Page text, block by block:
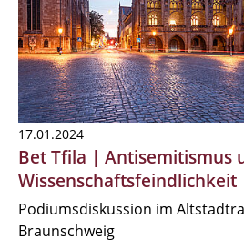
17.01.2024
Bet Tfila | Antisemitismus
Wissenschaftsfeindlichkeit
Podiumsdiskussion im
Braunschweig